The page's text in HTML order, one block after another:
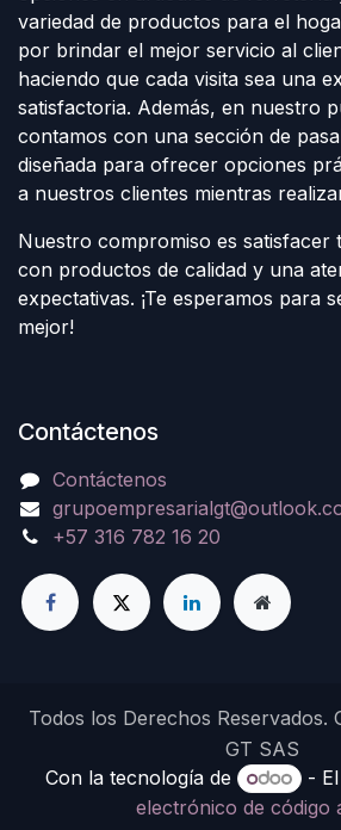
variedad de productos para el
por brindar el mejor servicio al
haciendo que cada visita sea una
satisfactoria. Además, en nuestro
contamos con una sección de
diseñada para ofrecer opciones
a nuestros clientes mientras
Nuestro compromiso es satisfacer
con productos de calidad y una
expectativas. ¡Te esperamos para
mejor!
Contáctenos
Contáctenos
+57 316 782 16 20
Todos los Derechos Reservados.
GT SAS
Con la tecnología de
-
electrónico de código